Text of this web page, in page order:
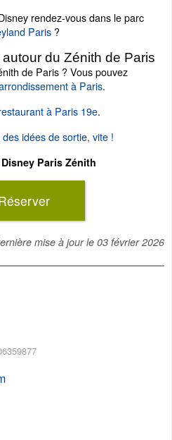
rendez-vous dans le parc
Paris ?
du Zénith de Paris
de Paris ? Vous pouvez
à Paris.
à Paris 19e.
idées de sortie, vite !
Paris Zénith
mise à jour le 03 février 2026